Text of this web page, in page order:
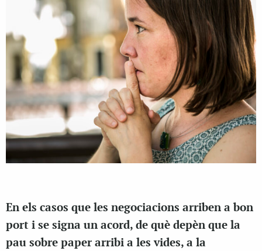
En els casos que les negociacions arriben a bon
port i se signa un acord, de què depèn que la
pau sobre paper arribi a les vides, a la